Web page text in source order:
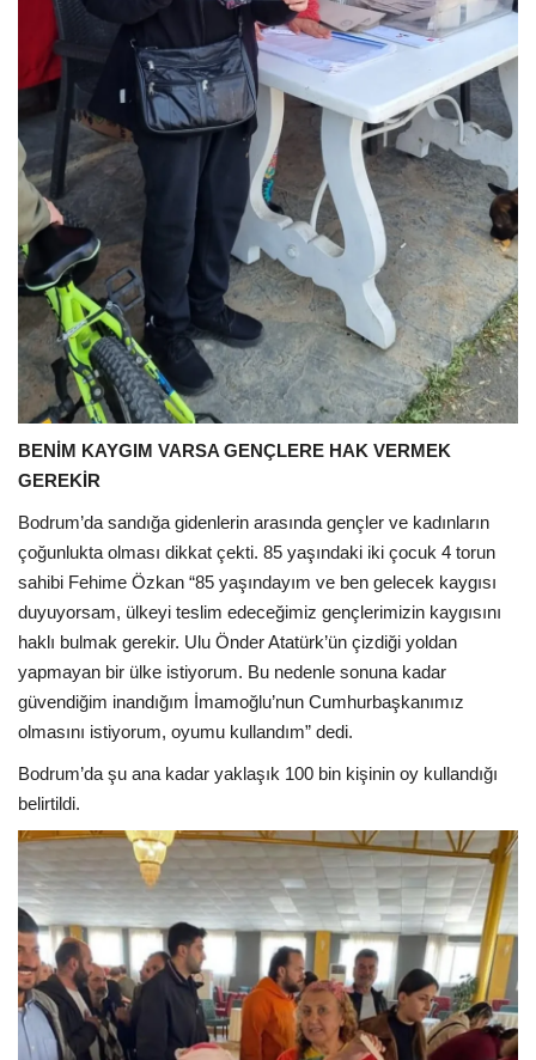
BENİM KAYGIM VARSA GENÇLERE HAK VERMEK
GEREKİR
Bodrum’da sandığa gidenlerin arasında gençler ve kadınların
çoğunlukta olması dikkat çekti. 85 yaşındaki iki çocuk 4 torun
sahibi Fehime Özkan “85 yaşındayım ve ben gelecek kaygısı
duyuyorsam, ülkeyi teslim edeceğimiz gençlerimizin kaygısını
haklı bulmak gerekir. Ulu Önder Atatürk’ün çizdiği yoldan
yapmayan bir ülke istiyorum. Bu nedenle sonuna kadar
güvendiğim inandığım İmamoğlu’nun Cumhurbaşkanımız
olmasını istiyorum, oyumu kullandım” dedi.
Bodrum’da şu ana kadar yaklaşık 100 bin kişinin oy kullandığı
belirtildi.